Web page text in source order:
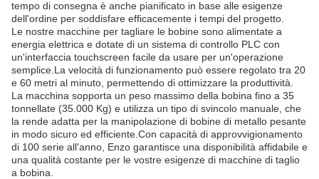
tempo di consegna è anche pianificato in base alle esigenze
dell'ordine per soddisfare efficacemente i tempi del progetto.
Le nostre macchine per tagliare le bobine sono alimentate a
energia elettrica e dotate di un sistema di controllo PLC con
un'interfaccia touchscreen facile da usare per un'operazione
semplice.La velocità di funzionamento può essere regolato tra 20
e 60 metri al minuto, permettendo di ottimizzare la produttività.
La macchina sopporta un peso massimo della bobina fino a 35
tonnellate (35.000 Kg) e utilizza un tipo di svincolo manuale, che
la rende adatta per la manipolazione di bobine di metallo pesante
in modo sicuro ed efficiente.Con capacità di approvvigionamento
di 100 serie all'anno, Enzo garantisce una disponibilità affidabile e
una qualità costante per le vostre esigenze di macchine di taglio
a bobina.